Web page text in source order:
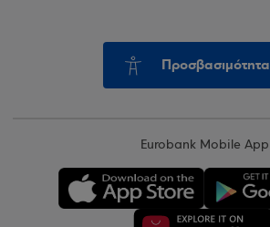
Προσβασιμότητα
Eurobank Mobile App